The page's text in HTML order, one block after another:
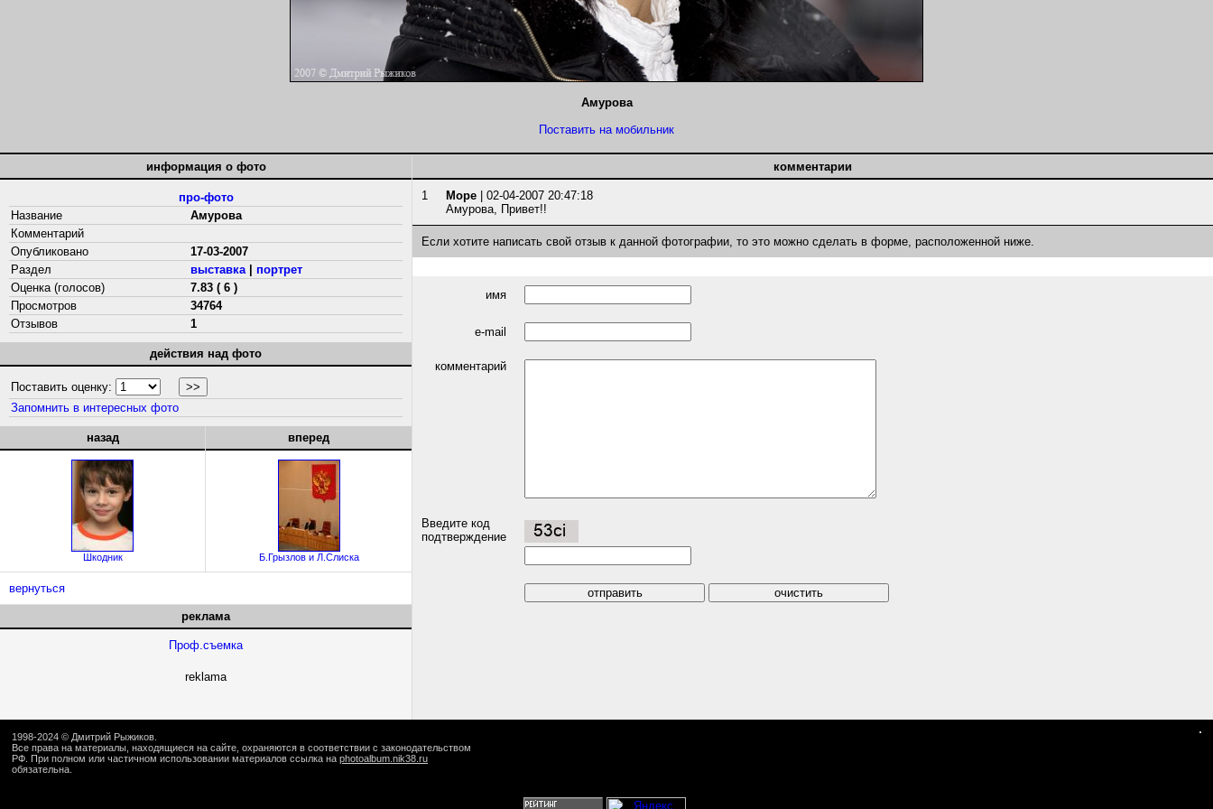
Амурова
Поставить на мобильник
информация о фото
про-фото
Название
Амурова
Комментарий
Опубликовано
17-03-2007
Раздел
выставка| портрет
Оценка (голосов)
7.83 ( 6 )
Просмотров
34764
Отзывов
1
действия над фото
Поставить оценку:
Запомнить в интересных фото
назад
Шкодник
вперед
Б.Грызлов и Л.Слиска
вернуться
реклама
Проф.съемка
reklama
комментарии
1 Море | 02-04-2007 20:47:18
Амурова, Привет!!
Если хотите написать свой отзыв к данной фотографии, то это можно сделать в форме, расположенной ниже.
имя
e-mail
комментарий
Введите код
подтверждение
1998-2024 © Дмитрий Рыжиков
Все права на материалы, находящиеся на сайте, охраняются в соответствии с законодательством
РФ. При полном или частичном использовании материалов ссылка на photoalbum.nik38.ru
обязательна.